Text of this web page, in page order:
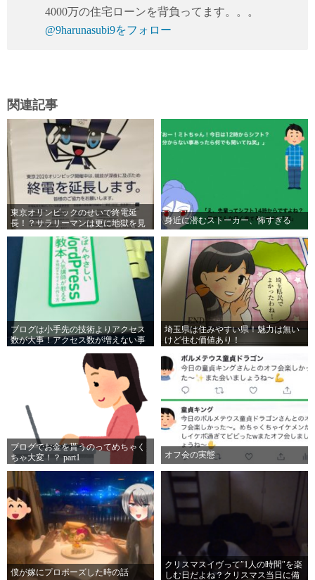
4000万の住宅ローンを背負ってます。。。
@9harunasubi9をフォロー
関連記事
東京オリンピックのせいで終電延
長！？サラリーマンは更に地獄を見
身近に潜むストーカー、怖すぎる
ブログは小手先の技術よりアクセス
数が大事！アクセス数が増えない事
埼玉県は住みやすい県！魅力は無い
けど住む価値あり！
ブログでお金を貰うのってめちゃく
ちゃ大変！？ part1
オフ会の実態
僕が嫁にプロポーズした時の話
クリスマスイヴって″1人の時間″を楽
しむ日だよね？クリスマス当日に備